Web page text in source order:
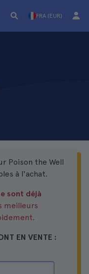
FRA (EUR)
Poison the Well
à l'achat.
sont déjà
meilleurs
EN VENTE :